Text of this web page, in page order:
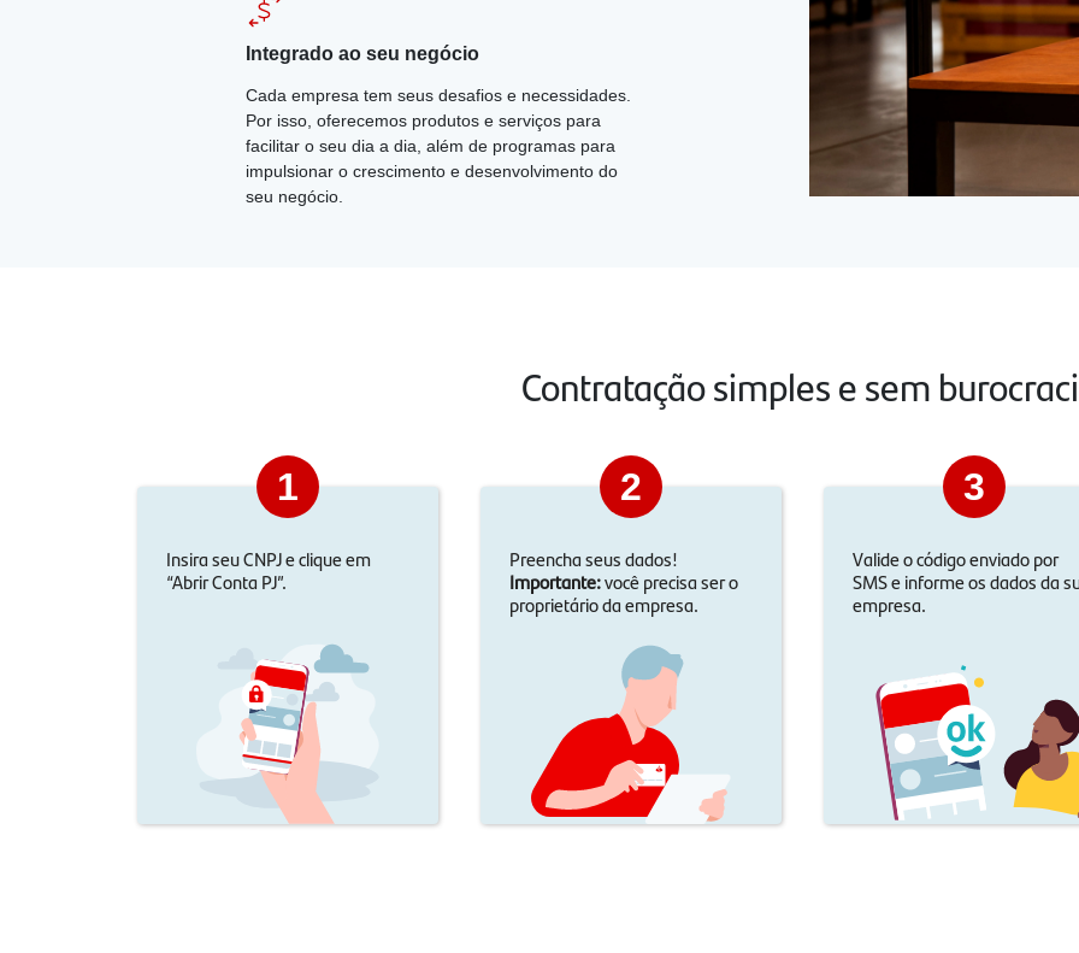
Integrado ao seu negócio
Cada empresa tem seus desafios e necessidades.
Por isso, oferecemos produtos e serviços para
facilitar o seu dia a dia, além de programas para
impulsionar o crescimento e desenvolvimento do
seu negócio.
Contratação simples e sem
1
Insira seu CNPJ e clique em
“Abrir Conta PJ”.
2
Preencha seus dados!
Importante:você precisa ser o
proprietário da empresa.
3
Valide o código enviado por
SMS e informe os dados da
empresa.